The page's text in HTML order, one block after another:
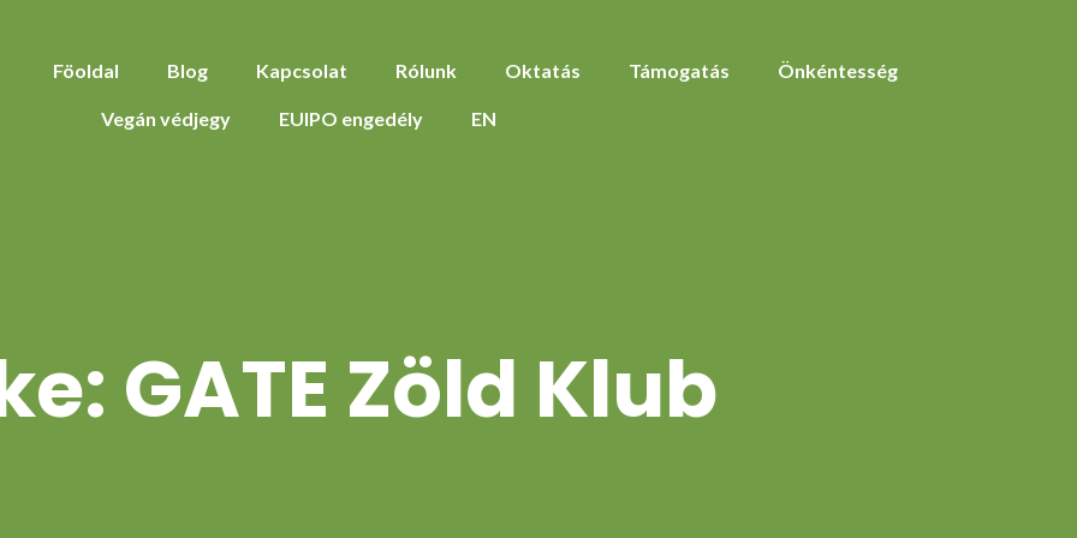
Föoldal Blog Kapcsolat Rólunk Oktatás Támogatás Önkéntesség
Vegán védjegy EUIPO engedély EN
GATE Zöld Klub